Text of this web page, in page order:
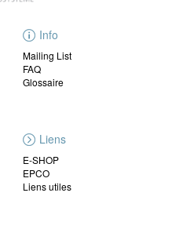
Info
Mailing List
FAQ
Glossaire
Liens
E-SHOP
EPCO
Liens utiles